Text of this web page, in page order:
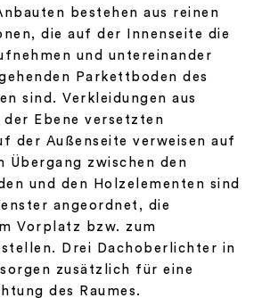
bestehen aus reinen
die auf der Innenseite die
und untereinander
Parkettboden des
sind. Verkleidungen aus
Ebene versetzten
der Außenseite verweisen auf
Übergang zwischen den
und den Holzelementen sind
angeordnet, die
Vorplatz bzw. zum
Drei Dachoberlichter in
zusätzlich für eine
des Raumes.